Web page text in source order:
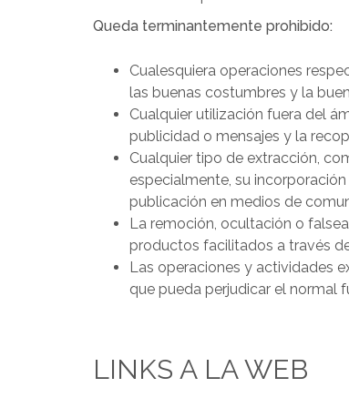
Queda terminantemente prohibido:
Cualesquiera operaciones
las buenas costumbres y la
Cualquier utilización fuera del
publicidad o mensajes y la
Cualquier tipo de extracción,
especialmente, su
publicación en medios de
La remoción, ocultación o
productos facilitados a través
Las operaciones y actividades
que pueda perjudicar el normal
LINKS A LA WEB